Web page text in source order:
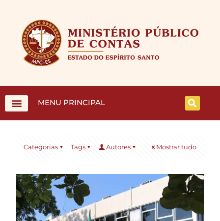
MENU PRINCIPAL
Categorias Tags Autores Mostrar tudo